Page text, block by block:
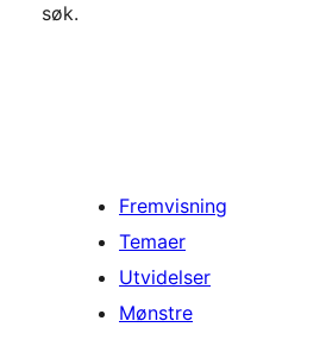
søk.
Fremvisning
Temaer
Utvidelser
Mønstre